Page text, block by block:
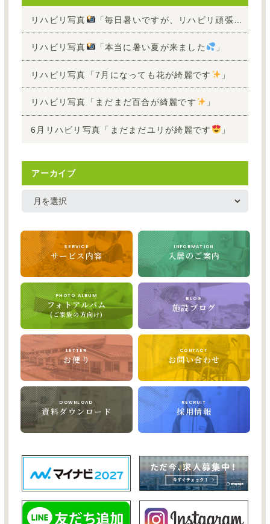
リハビリ写真 「毎日暑いですが、リハビリ頑張って頂けています
リハビリ写真 「本当に暑い夏が来ました 」
リハビリ写真「7月になっても花が綺麗です 」
リハビリ写真「まだまだ百合が綺麗です 」
6月リハビリ写真「まだまだユリが綺麗です 」
アーカイブ
SERVICE
サービス内容
INFORMATION
入居のご案内
PHOTO ALBUM
フォトアルバム
(ご家族の方向け)
BLOG
施設ブログ
LETTER
お便り
CONTACT
お問い合わせ
DOWNLOAD
資料ダウンロード
RECRUIT
採用情報